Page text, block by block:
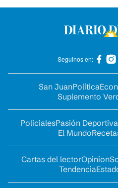
Seguinos en:
San JuanPolítica
Suplemento
PolicialesPasión Deportiva
El Mundo
Cartas del lectorOpinion
Tendencia